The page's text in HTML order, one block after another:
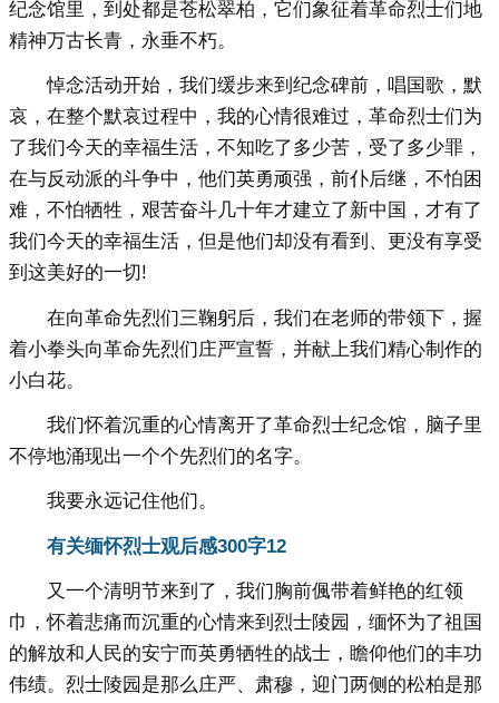
纪念馆里，到处都是苍松翠柏，它们象征着革命烈士们地
精神万古长青，永垂不朽。
悼念活动开始，我们缓步来到纪念碑前，唱国歌，默
哀，在整个默哀过程中，我的心情很难过，革命烈士们为
了我们今天的幸福生活，不知吃了多少苦，受了多少罪，
在与反动派的斗争中，他们英勇顽强，前仆后继，不怕困
难，不怕牺牲，艰苦奋斗几十年才建立了新中国，才有了
我们今天的幸福生活，但是他们却没有看到、更没有享受
到这美好的一切!
在向革命先烈们三鞠躬后，我们在老师的带领下，握
着小拳头向革命先烈们庄严宣誓，并献上我们精心制作的
小白花。
我们怀着沉重的心情离开了革命烈士纪念馆，脑子里
不停地涌现出一个个先烈们的名字。
我要永远记住他们。
有关缅怀烈士观后感300字12
又一个清明节来到了，我们胸前偑带着鲜艳的红领
巾，怀着悲痛而沉重的心情来到烈士陵园，缅怀为了祖国
的解放和人民的安宁而英勇牺牲的战士，瞻仰他们的丰功
伟绩。烈士陵园是那么庄严、肃穆，迎门两侧的松柏是那